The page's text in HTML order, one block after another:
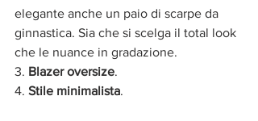
elegante anche un paio di scarpe da
ginnastica. Sia che si scelga il total look
che le nuance in gradazione.
3. Blazer oversize.
4. Stile minimalista.